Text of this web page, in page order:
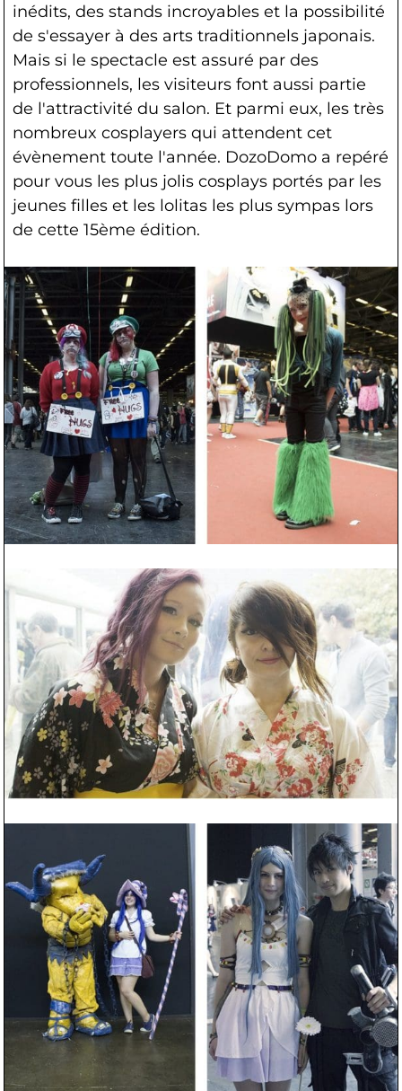
inédits, des stands incroyables et la possibilité
de s'essayer à des arts traditionnels japonais.
Mais si le spectacle est assuré par des
professionnels, les visiteurs font aussi partie
de l'attractivité du salon. Et parmi eux, les très
nombreux cosplayers qui attendent cet
évènement toute l'année. DozoDomo a repéré
pour vous les plus jolis cosplays portés par les
jeunes filles et les lolitas les plus sympas lors
de cette 15ème édition.